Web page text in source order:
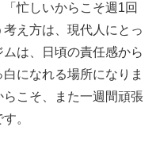
「忙しいからこそ週1回
え方は、現代人にとっ
は、日頃の責任感から
になれる場所になりま
こそ、また一週間頑張
。